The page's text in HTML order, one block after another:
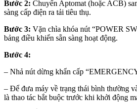
Bước 2: Chuyển Aptomat (hoặc ACB)
sàng cấp điện ra tải tiêu thụ.
Bước 3: Vặn chìa khóa nút “POWER
bảng điều khiển sẵn sàng hoạt động.
Bước 4:
– Nhả nút dừng khẩn cấp
– Để đưa máy về trạng thái bình thường
là thao tác bắt buộc trước khi khởi động